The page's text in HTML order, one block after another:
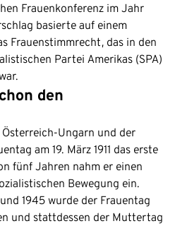
Frauenkonferenz im Jahr
basierte auf einem
Frauenstimmrecht, das in den
Partei Amerikas (SPA)
den
Ungarn und der
am 19. März 1911 das erste
fünf Jahren nahm er einen
Bewegung ein.
1945 wurde der Frauentag
und stattdessen der Muttertag